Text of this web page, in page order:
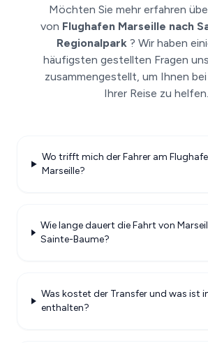
Möchten Sie mehr erfahren
von Flughafen Marseille nach
Regionalpark ? Wir haben
häufigsten gestellten Fragen
zusammengestellt, um Ihnen
Ihrer Reise zu helfen.
Wo trifft mich der Fahrer am
Marseille?
Wie lange dauert die Fahrt von
Sainte-Baume?
Was kostet der Transfer und was ist
enthalten?